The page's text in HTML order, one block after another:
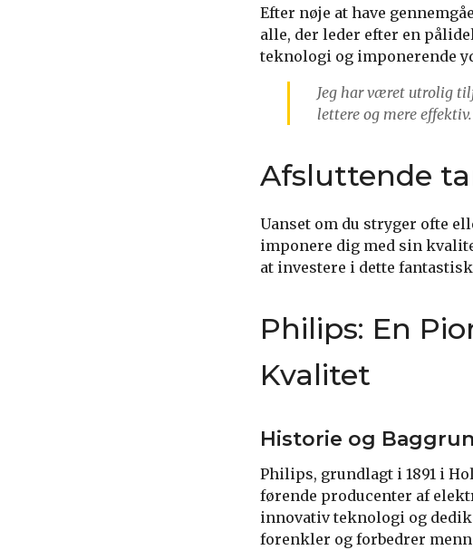
Efter nøje at have
alle, der leder efter en
teknologi og imponerende
Jeg har været utrolig
lettere og mere
Afsluttende
Uanset om du stryger ofte
imponere dig med sin
at investere i dette
Philips: En
Kvalitet
Historie og
Philips, grundlagt i 1891 i
førende producenter af
innovativ teknologi og
forenkler og forbedrer